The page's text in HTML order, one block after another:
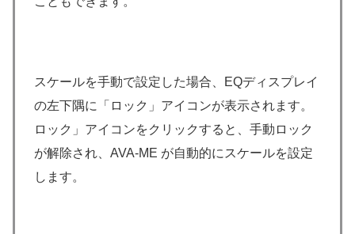
スケールを手動で設定した場合、EQディスプレイ
の左下隅に「ロック」アイコンが表示されます。
ロック」アイコンをクリックすると、手動ロック
が解除され、AVA-ME が自動的にスケールを設定
します。